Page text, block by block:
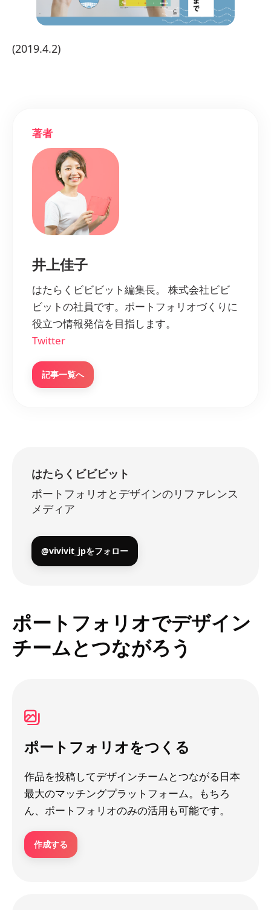
(2019.4.2)
著者
井上佳子
はたらくビビビット編集長。 株式会社ビビ
ビットの社員です。ポートフォリオづくりに
役立つ情報発信を目指します。
Twitter
記事一覧へ
はたらくビビビット
ポートフォリオとデザインのリファレンス
メディア
@vivivit_jpをフォロー
ポートフォリオでデザイン
チームとつながろう
ポートフォリオをつくる
作品を投稿してデザインチームとつながる日本
最大のマッチングプラットフォーム。もちろ
ん、ポートフォリオのみの活用も可能です。
作成する